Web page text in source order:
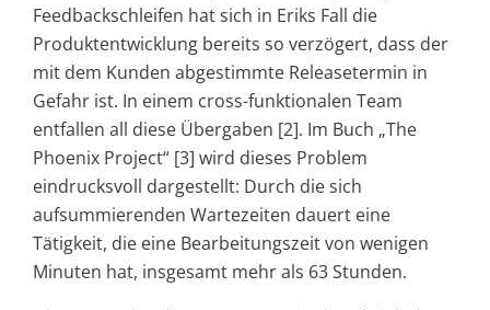
Feedbackschleifen hat sich in Eriks Fall die
Produktentwicklung bereits so verzögert, dass der
mit dem Kunden abgestimmte Releasetermin in
Gefahr ist. In einem cross-funktionalen Team
entfallen all diese Übergaben [2]. Im Buch „The
Phoenix Project“ [3] wird dieses Problem
eindrucksvoll dargestellt: Durch die sich
aufsummierenden Wartezeiten dauert eine
Tätigkeit, die eine Bearbeitungszeit von wenigen
Minuten hat, insgesamt mehr als 63 Stunden.